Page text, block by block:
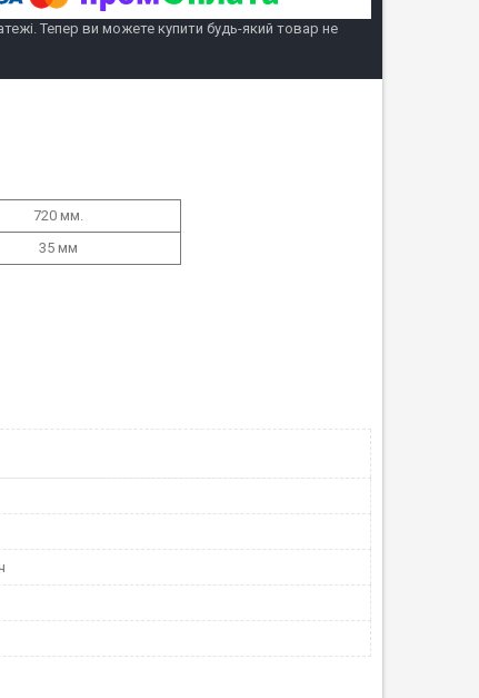
Тепер ви можете купити будь-який товар не
720 мм.
35 мм